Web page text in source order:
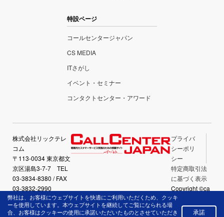
特設ページ
コールセンタージャパン
CS MEDIA
ITさがし
イベント・セミナー
コンタクトセンター・アワード
株式会社リックテレ
コム
〒113-0034 東京都文
京区湯島3-7-7 TEL
03-3834-8380 / FAX
03-3832-2990
プライバ
シーポリ
シー
特定商取引法
に基づく表示
Copyright ©ca
llcenter-japan.
com All Right
弊社は、お客様にウェブサイトを快適にご利用いただくため、クッキ
ーを使用しています。本ウェブサイトを継続してご覧になられる場
合、お客様はクッキーの使用に承諾いただいたものとさせていただき
承諾